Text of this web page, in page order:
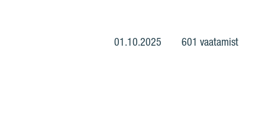
01.10.2025 601 vaatamist